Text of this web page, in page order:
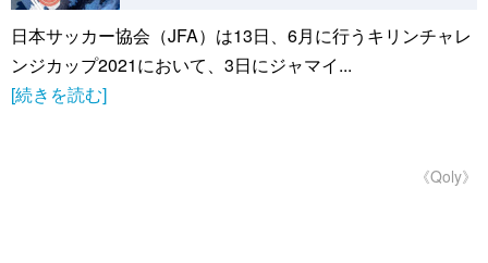
日本サッカー協会（JFA）は13日、6月に行うキリンチャレ
ンジカップ2021において、3日にジャマイ...
[続きを読む]
《Qoly》